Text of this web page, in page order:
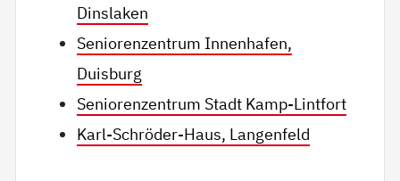
Dinslaken
Seniorenzentrum Innenhafen,
Duisburg
Seniorenzentrum Stadt Kamp-Lintfort
Karl-Schröder-Haus, Langenfeld